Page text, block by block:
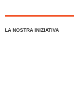
LA NOSTRA INIZIATIVA